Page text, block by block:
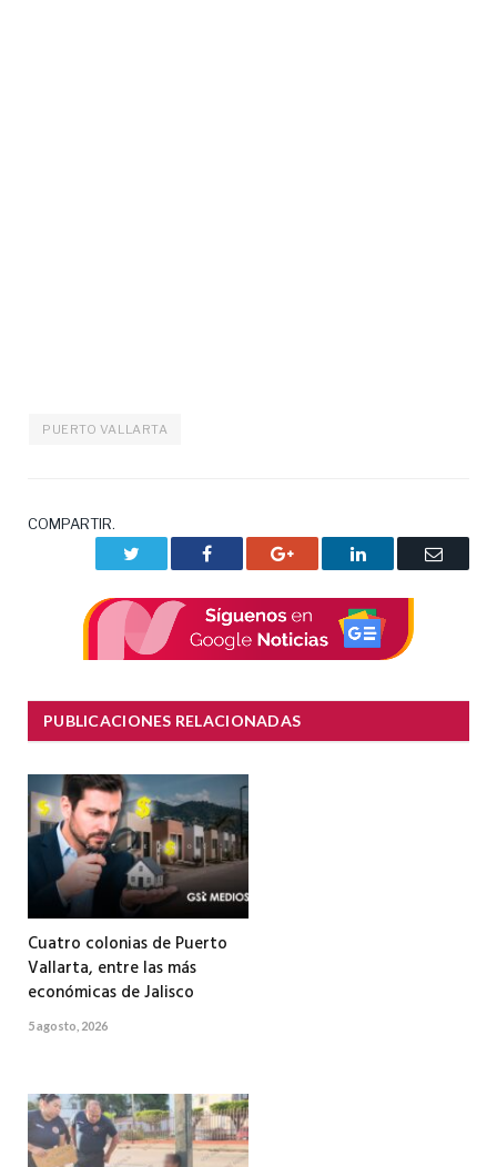
PUERTO VALLARTA
COMPARTIR.
Facebook Google+ LinkedIn
Correo
PUBLICACIONES RELACIONADAS
Cuatro colonias de Puerto
Vallarta, entre las más
económicas de Jalisco
5 agosto, 2026